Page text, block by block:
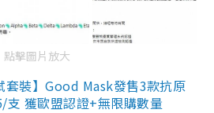
點擊圖片放大
套裝】Good Mask發售3款抗原
支 獲歐盟認證+無限購數量